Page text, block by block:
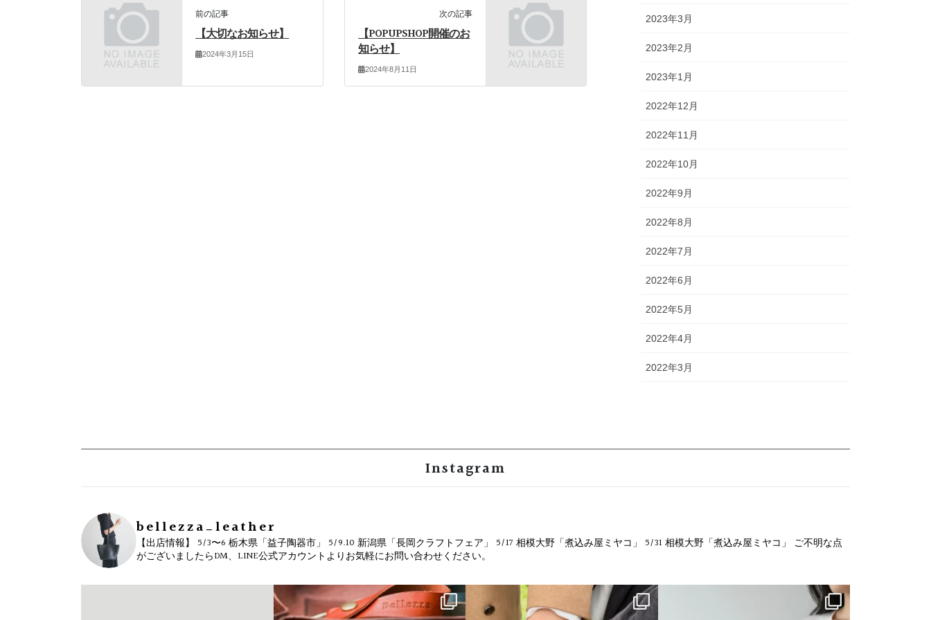
前の記事
【大切なお知らせ】
2024年3月15日
次の記事
【POPUPSHOP開催のお
知らせ】
2024年8月11日
2023年3月
2023年2月
2023年1月
2022年12月
2022年11月
2022年10月
2022年9月
2022年8月
2022年7月
2022年6月
2022年5月
2022年4月
2022年3月
Instagram
bellezza_leather
【出店情報】 5/3〜6 栃木県「益子陶器市」 5/9.10 新潟県「長岡クラフトフェア」 5/17 相模大野「煮込み屋ミヤコ」 5/31 相模大野「煮込み屋ミヤコ」 ご不明な点
がございましたらDM、LINE公式アカウントよりお気軽にお問い合わせください。